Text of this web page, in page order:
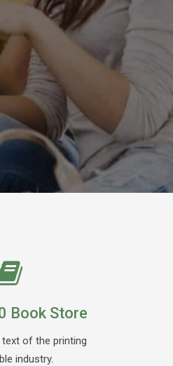
Book Store
text of the printing
industry.